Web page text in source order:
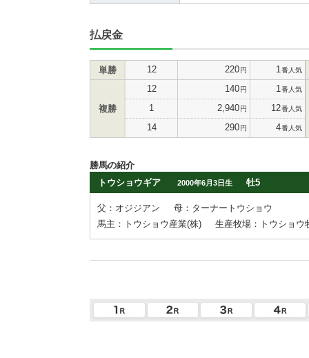
払戻金
単勝 12 220円 1 番人気
複勝
12 140円 1 番人気
1 2,940円 12番人気
14 290円 4番人気
勝馬の紹介
トウショウギア
2000年6月3日生 牡5
父：オジジアン
母：ターナートウショウ
馬主：トウショウ産業(株)
生産牧場：トウショウ